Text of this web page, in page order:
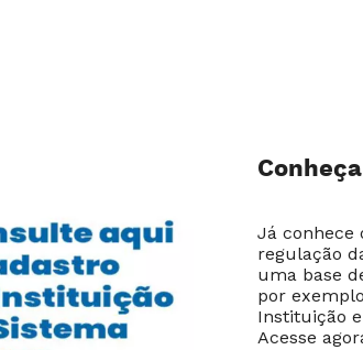
Já conhece
regulação
uma base
por
Instituição
Acesse